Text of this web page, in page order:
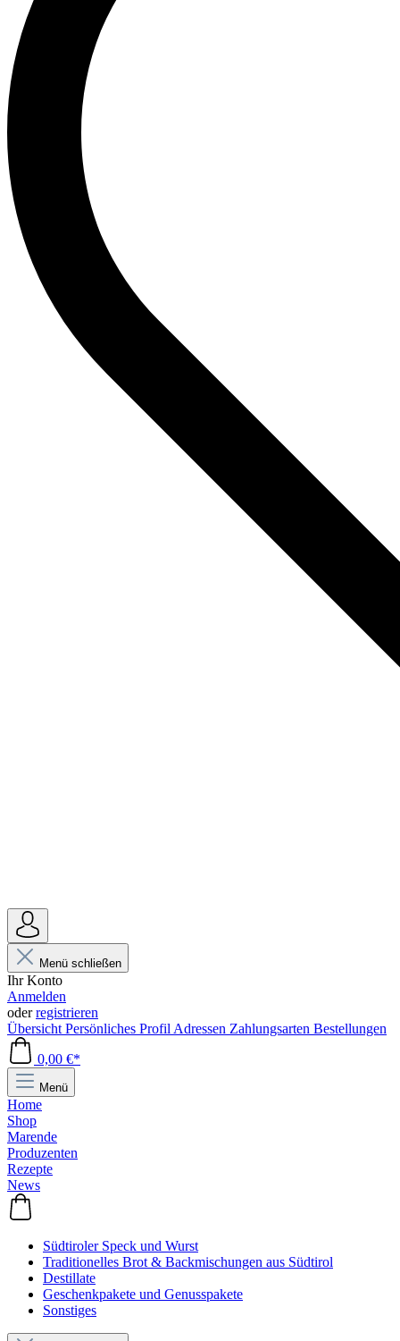
Menü schließen
Ihr Konto
Anmelden
oderregistrieren
Übersicht Persönliches Profil Adressen Zahlungsarten Bestellungen
0,00 €*
Menü
Home
Shop
Marende
Produzenten
Rezepte
News
Südtiroler Speck und Wurst
Traditionelles Brot & Backmischungen aus Südtirol
Destillate
Geschenkpakete und Genusspakete
Sonstiges